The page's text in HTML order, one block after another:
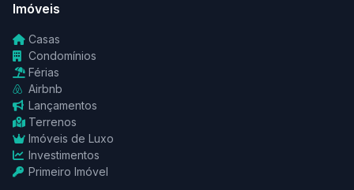
Imóveis
Casas
Condomínios
Férias
Airbnb
Lançamentos
Terrenos
Imóveis de Luxo
Investimentos
Primeiro Imóvel